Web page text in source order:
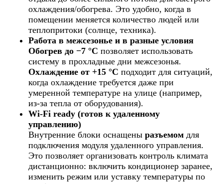
охлаждения/обогрева. Это удобно, когда в
помещении меняется количество людей или
теплопритоки (солнце, техника).
Работа в межсезонье и в разные условия
Обогрев до −7 °C позволяет использовать
систему в прохладные дни межсезонья.
Охлаждение от +15 °C подходит для ситуаций,
когда охлаждение требуется даже при
умеренной температуре на улице (например,
из-за тепла от оборудования).
Wi‑Fi ready (готов к удаленному
управлению)
Внутренние блоки оснащены разъемом для
подключения модуля удаленного управления.
Это позволяет организовать контроль климата
дистанционно: включить кондиционер заранее,
изменить режим или уставку температуры по